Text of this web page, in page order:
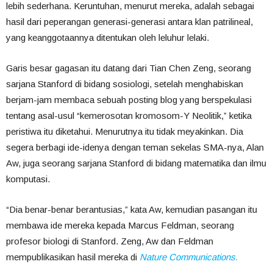
lebih sederhana. Keruntuhan, menurut mereka, adalah sebagai
hasil dari peperangan generasi-generasi antara klan patrilineal,
yang keanggotaannya ditentukan oleh leluhur lelaki.
Garis besar gagasan itu datang dari Tian Chen Zeng, seorang
sarjana Stanford di bidang sosiologi, setelah menghabiskan
berjam-jam membaca sebuah posting blog yang berspekulasi
tentang asal-usul “kemerosotan kromosom-Y Neolitik,” ketika
peristiwa itu diketahui. Menurutnya itu tidak meyakinkan. Dia
segera berbagi ide-idenya dengan teman sekelas SMA-nya, Alan
Aw, juga seorang sarjana Stanford di bidang matematika dan ilmu
komputasi.
“Dia benar-benar berantusias,” kata Aw, kemudian pasangan itu
membawa ide mereka kepada Marcus Feldman, seorang
profesor biologi di Stanford. Zeng, Aw dan Feldman
mempublikasikan hasil mereka di Nature Communications.